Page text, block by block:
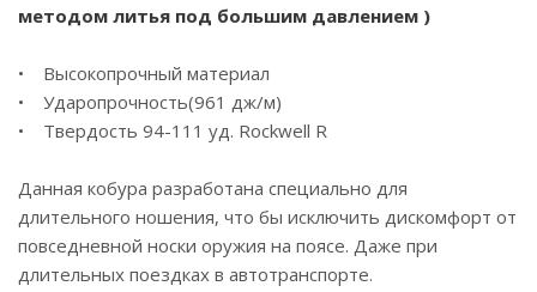
методом литья под большим давлением )
• Высокопрочный материал
• Ударопрочность(961 дж/м)
• Твердость 94-111 уд. Rockwell R
Данная кобура разработана специально для
длительного ношения, что бы исключить дискомфорт от
повседневной носки оружия на поясе. Даже при
длительных поездках в автотранспорте.